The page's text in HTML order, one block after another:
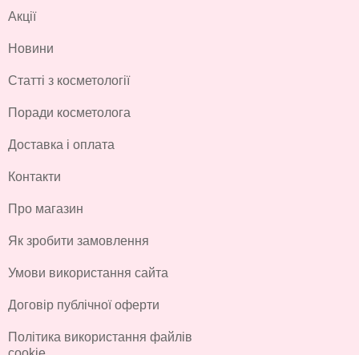
Акції
Новини
Статті з косметології
Поради косметолога
Доставка і оплата
Контакти
Про магазин
Як зробити замовлення
Умови використання сайта
Договір публічної оферти
Політика використання файлів